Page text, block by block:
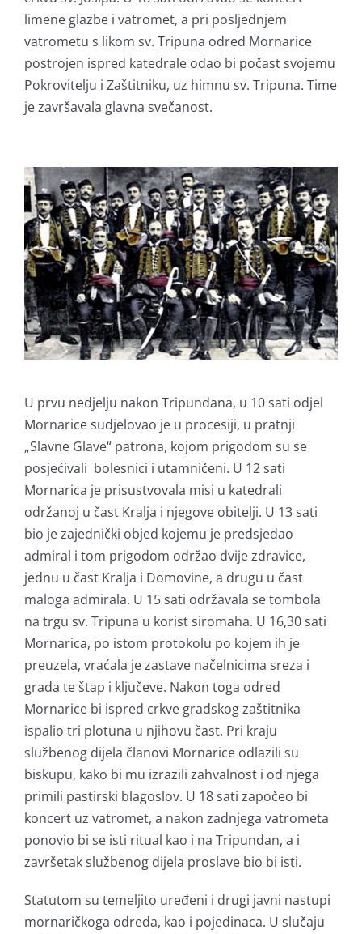
limene glazbe i vatromet, a pri posljednjem
vatrometu s likom sv. Tripuna odred Mornarice
postrojen ispred katedrale odao bi počast svojemu
Pokrovitelju i Zaštitniku, uz himnu sv. Tripuna. Time
je završavala glavna svečanost.
U prvu nedjelju nakon Tripundana, u 10 sati odjel
Mornarice sudjelovao je u procesiji, u pratnji
„Slavne Glave“ patrona, kojom prigodom su se
posjećivali bolesnici i utamničeni. U 12 sati
Mornarica je prisustvovala misi u katedrali
održanoj u čast Kralja i njegove obitelji. U 13 sati
bio je zajednički objed kojemu je predsjedao
admiral i tom prigodom održao dvije zdravice,
jednu u čast Kralja i Domovine, a drugu u čast
maloga admirala. U 15 sati održavala se tombola
na trgu sv. Tripuna u korist siromaha. U 16,30 sati
Mornarica, po istom protokolu po kojem ih je
preuzela, vraćala je zastave načelnicima sreza i
grada te štap i ključeve. Nakon toga odred
Mornarice bi ispred crkve gradskog zaštitnika
ispalio tri plotuna u njihovu čast. Pri kraju
službenog dijela članovi Mornarice odlazili su
biskupu, kako bi mu izrazili zahvalnost i od njega
primili pastirski blagoslov. U 18 sati započeo bi
koncert uz vatromet, a nakon zadnjega vatrometa
ponovio bi se isti ritual kao i na Tripundan, a i
završetak službenog dijela proslave bio bi isti.
Statutom su temeljito uređeni i drugi javni nastupi
mornaričkoga odreda, kao i pojedinaca. U slučaju